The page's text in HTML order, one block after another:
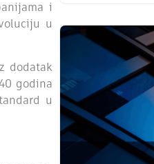
i
u
dodatak
godina
u